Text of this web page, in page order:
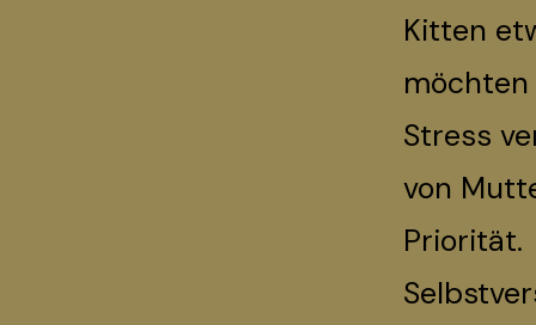
Kitten
Stress
von
Priorität.